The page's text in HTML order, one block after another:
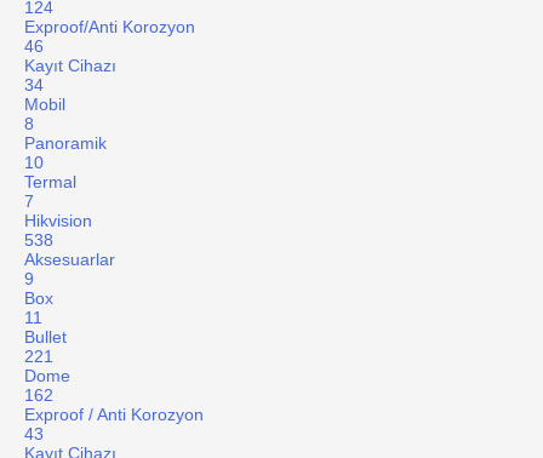
124
Exproof/Anti Korozyon
46
Kayıt Cihazı
34
Mobil
8
Panoramik
10
Termal
7
Hikvision
538
Aksesuarlar
9
Box
11
Bullet
221
Dome
162
Exproof / Anti Korozyon
43
Kayıt Cihazı